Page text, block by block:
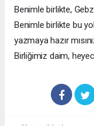
Benimle birlikte,
Benimle birlikte bu
yazmaya hazır
Birliğimiz daim,